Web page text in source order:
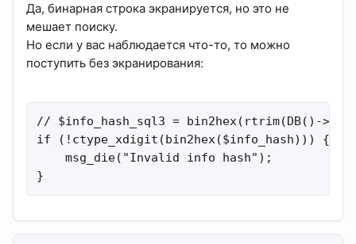
Да, бинарная строка экранируется, но это не
мешает поиску.
Но если у вас наблюдается что-то, то можно
поступить без экранирования:
// $info_hash_sql3 = bin2hex(rtrim(DB()-
if (!ctype_xdigit(bin2hex($info_hash))) {
    msg_die("Invalid info hash");
}